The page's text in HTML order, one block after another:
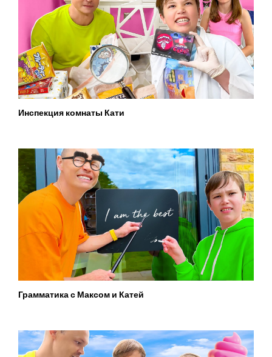
Инспекция комнаты Кати
Грамматика с Максом и Катей